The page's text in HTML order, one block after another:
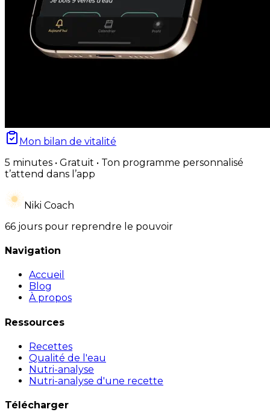
Mon bilan de vitalité
5 minutes • Gratuit • Ton programme personnalisé
t’attend dans l’app
Niki Coach
66 jours pour reprendre le pouvoir
Navigation
Accueil
Blog
À propos
Ressources
Recettes
Qualité de l'eau
Nutri-analyse
Nutri-analyse d'une recette
Télécharger